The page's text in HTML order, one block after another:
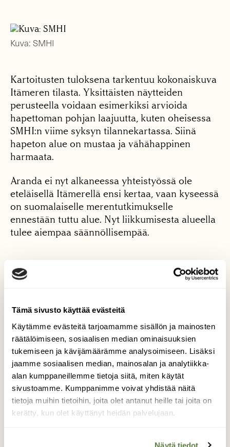
Tämä sivusto käyttää evästeitä
Käytämme evästeitä tarjoamamme sisällön ja mainosten
räätälöimiseen, sosiaalisen median ominaisuuksien
tukemiseen ja kävijämäärämme analysoimiseen. Lisäksi
jaamme sosiaalisen median, mainosalan ja analytiikka-
alan kumppaneillemme tietoja siitä, miten käytät
sivustoamme. Kumppanimme voivat yhdistää näitä
tietoja muihin tietoihin, joita olet antanut heille tai joita on
kerätty, kun olet käyttänyt heidän palvelujaan.
Näytä tiedot
Kuva: SMHI
Kartoitusten tuloksena tarkentuu kokonaiskuva
Itämeren tilasta. Yksittäisten näytteiden
perusteella voidaan esimerkiksi arvioida
hapettoman pohjan laajuutta, kuten oheisessa
SMHI:n viime syksyn tilannekartassa. Siinä
hapeton alue on mustaa ja vähähappinen
harmaata.
Aranda ei nyt alkaneessa yhteistyössä ole
eteläisellä Itämerellä ensi kertaa, vaan kyseessä
on suomalaiselle merentutkimukselle
ennestään tuttu alue. Nyt liikkumisesta alueella
tulee aiempaa säännöllisempää.
Lue lisää yhteistyöstä Suomen ympäristökeskus
SYKE:n sivuilta >>
Tilaa Suomen Luonto
Tue ajankohtaista ja asiantuntevaa